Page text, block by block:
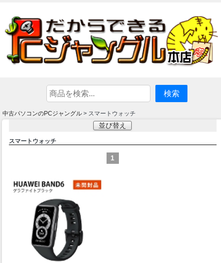
中古パソコンのPCジャングル > スマートウォッチ
並び替え
スマートウォッチ
1